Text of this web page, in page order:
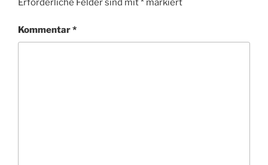
Erforderliche Felder sind mit* markiert
Kommentar*